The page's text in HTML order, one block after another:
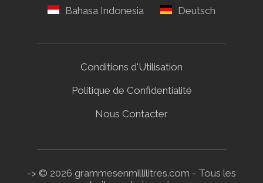
Conditions d'Utilisation
Politique de Confidentialité
Nous Contacter
-> © 2026 grammesenmillilitres.com - Tous les